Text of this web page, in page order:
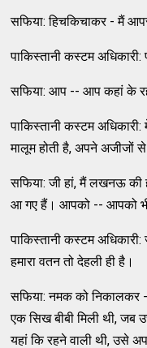
सफिया: हिचकिचाकर - मैं
पाकिस्तानी कस्टम अधिकारी:
सफिया: आप -- आप कहां के
पाकिस्तानी कस्टम
मालूम होती है, अपने अजीजों
सफिया: जी हां, मैं लखनऊ की
आ गए हैं। आपको -- आपको
पाकिस्तानी कस्टम
हमारा वतन तो देहली ही है।
सफिया: नमक को निकालकर -
एक सिख बीबी मिली थी, जब
यहां कि रहने वाली थी, उसे